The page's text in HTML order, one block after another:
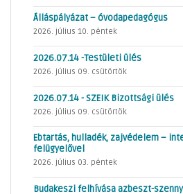
Álláspályázat – óvodapedagógus
2026. július 10. péntek
2026.07.14 -Testületi ülés
2026. július 09. csütörtök
2026.07.14 - SZEIK Bizottsági ülés
2026. július 09. csütörtök
Ebtartás, hulladék, zajvédelem –
felügyelővel
2026. július 03. péntek
Budakeszi felhívása azbeszt-